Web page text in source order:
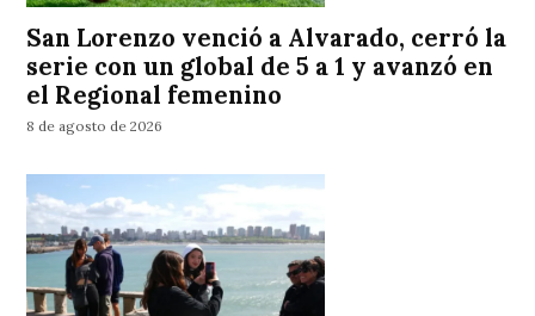
San Lorenzo venció a Alvarado, cerró la
serie con un global de 5 a 1 y avanzó en
el Regional femenino
8 de agosto de 2026